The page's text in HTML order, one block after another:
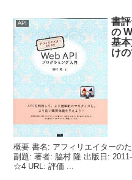
API
書
の
基
け
概要 書名: アフィリエイターの
副題: 著者: 脇村 隆 出版日:
☆4 URL: 評価 ...